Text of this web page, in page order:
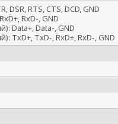
DSR, RTS, CTS, DCD, GND
RxD-, GND
Data+, Data-, GND
TxD+, TxD-, RxD+, RxD-, GND